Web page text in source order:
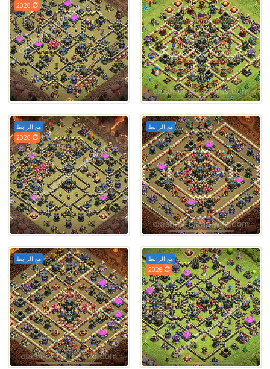
مع الرابط
مع الرابط
مع الرابط
2026
مع الرابط